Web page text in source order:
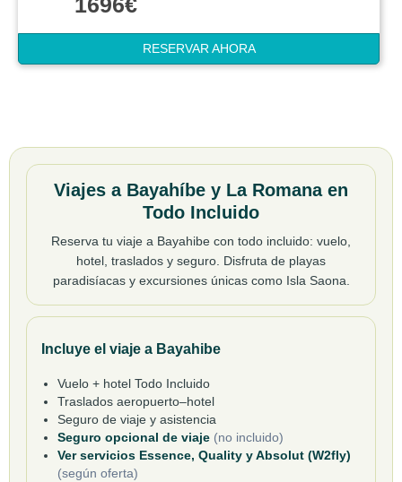
RESERVAR AHORA
Viajes a Bayahíbe y La Romana en
Todo Incluido
Reserva tu viaje a Bayahibe con todo incluido: vuelo,
hotel, traslados y seguro. Disfruta de playas
paradisíacas y excursiones únicas como Isla Saona.
Incluye el viaje a Bayahibe
Vuelo + hotel Todo Incluido
Traslados aeropuerto–hotel
Seguro de viaje y asistencia
Seguro opcional de viaje (no incluido)
Ver servicios Essence, Quality y Absolut (W2fly)
(según oferta)